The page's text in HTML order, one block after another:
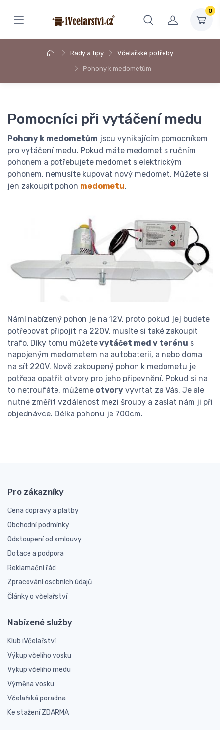
0
Rady a tipy Včelařské potřeby
Pohony k medometům
Pomocníci při vytáčení medu
Pohony k medometům jsou vynikajícím pomocníkem
pro vytáčení medu. Pokud máte medomet s ručním
pohonem a potřebujete medomet s elektrickým
pohonem, nemusíte kupovat nový medomet. Můžete si
jen zakoupit pohon medometu.
Námi nabízený pohon je na 12V, proto pokud jej budete
potřebovat připojit na 220V, musíte si také zakoupit
trafo. Díky tomu můžetevytáčet med v terénu s
napojeným medometem na autobaterii, a nebo doma
na sít 220V. Nově zakoupený pohon k medometu je
potřeba opatřit otvory pro jeho připevnění. Pokud si na
to netroufáte, můžeme otvory vyvrtat za Vás. Je ale
nutné změřit vzdálenost mezi šrouby a zaslat nám ji při
objednávce. Délka pohonu je 700cm.
Pro zákazníky
Cena dopravy a platby
Obchodní podmínky
Odstoupení od smlouvy
Dotace a podpora
Reklamační řád
Zpracování osobních údajů
Články o včelařství
Nabízené služby
Klub iVčelařství
Výkup včelího vosku
Výkup včelího medu
Výměna vosku
Včelařská poradna
Ke stažení ZDARMA